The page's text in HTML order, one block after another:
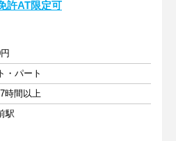
許AT限定可
・パート
時間以上
駅